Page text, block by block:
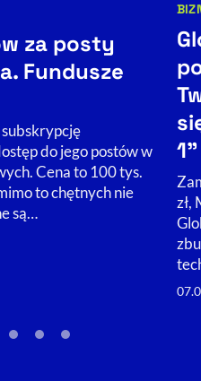
za posty
Fundusze
do jego postów w
Cena to 100 tys.
to chętnych nie
są…
1”
zł,